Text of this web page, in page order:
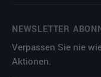
NEWSLETTER
Verpassen Sie nie
Aktionen.